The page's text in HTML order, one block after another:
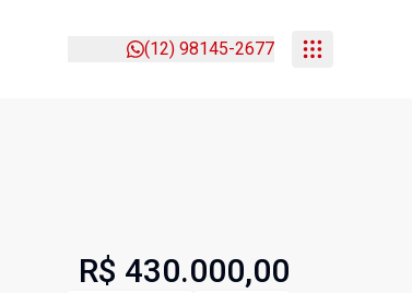
(12) 98145-2677
R$ 430.000,00